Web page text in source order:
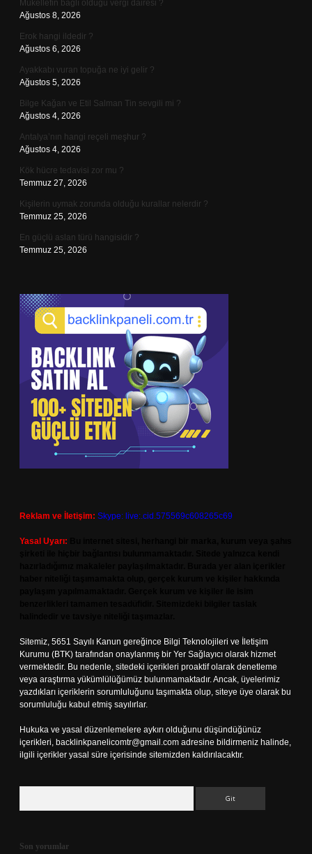
Mükellefin bağlı olduğu vergi dairesi ?
Ağustos 8, 2026
Erok hangi ildedir ?
Ağustos 6, 2026
Ayakkabı vuran topuğa ne iyi gelir ?
Ağustos 5, 2026
Bilge Kağan ve Etil Salman Tin sevgili mi ?
Ağustos 4, 2026
Antalya’nın hangi reçeli meşhur ?
Ağustos 4, 2026
Kök hücre tedavisi zor mu ?
Temmuz 27, 2026
Kişilerin uymak zorunda olduğu kurallar nelerdir ?
Temmuz 25, 2026
En güçlü aslan türü hangisidir ?
Temmuz 25, 2026
Reklam ve İletişim: Skype: live:.cid.575569c608265c69
Yasal Uyarı:
Sitemiz, 5651 Sayılı Kanun gereğince Bilgi Teknolojileri ve İletişim
Kurumu (BTK) tarafından onaylanmış bir Yer Sağlayıcı olarak hizmet
vermektedir. Bu nedenle, sitedeki içerikleri proaktif olarak denetleme
veya araştırma yükümlülüğümüz bulunmamaktadır. Ancak, üyelerimiz
yazdıkları içeriklerin sorumluluğunu taşımakta olup, siteye üye olarak bu
sorumluluğu kabul etmiş sayılırlar.
Hukuka ve yasal düzenlemelere aykırı olduğunu düşündüğünüz
içerikleri, backlinkpanelicomtr@gmail.com adresine bildirmeniz halinde,
ilgili içerikler yasal süre içerisinde sitemizden kaldırılacaktır.
Son yorumlar